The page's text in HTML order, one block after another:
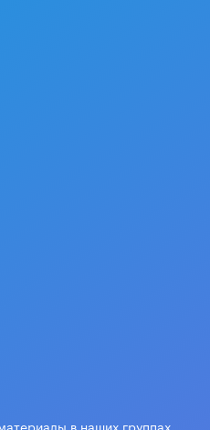
в наших группах